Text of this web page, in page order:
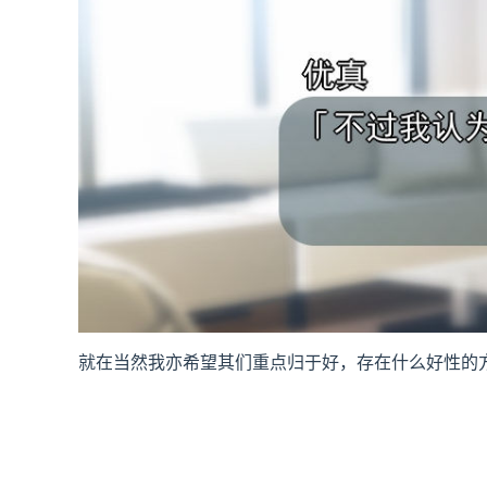
就在当然我亦希望其们重点归于好，存在什么好性的